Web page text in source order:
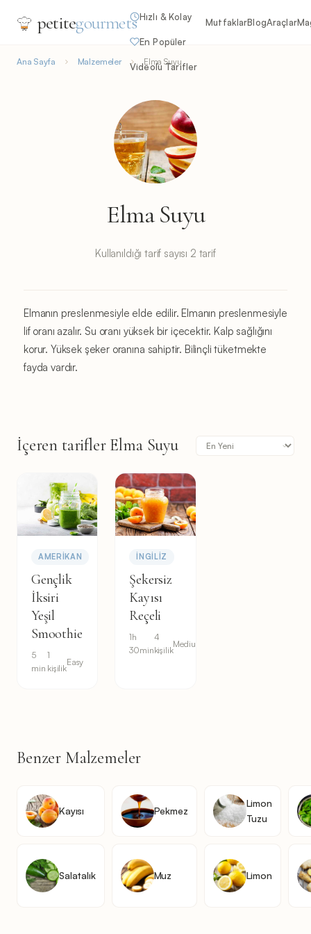
petitegourmets Hızlı & Kolay
En Popüler
Videolu Tarifler
MutfaklarBlogAraçlar
Ana Sayfa Malzemeler Elma Suyu
Elma Suyu
Kullanıldığı tarif sayısı 2 tarif
Elmanın preslenmesiyle elde edilir. Elmanın preslenmesiyle
lif oranı azalır. Su oranı yüksek bir içecektir. Kalp sağlığını
korur. Yüksek şeker oranına sahiptir. Bilinçli tüketmekte
fayda vardır.
İçeren tarifler Elma Suyu
AMERIKAN
Gençlik
İksiri
Yeşil
Smoothie
5
min
1
kişilik
Easy
İNGILIZ
Şekersiz
Kayısı
Reçeli
1h
30min
4
kişilik
Medium
Benzer Malzemeler
Kayısı Pekmez
Limon
Tuzu
Salatalık Muz Limon